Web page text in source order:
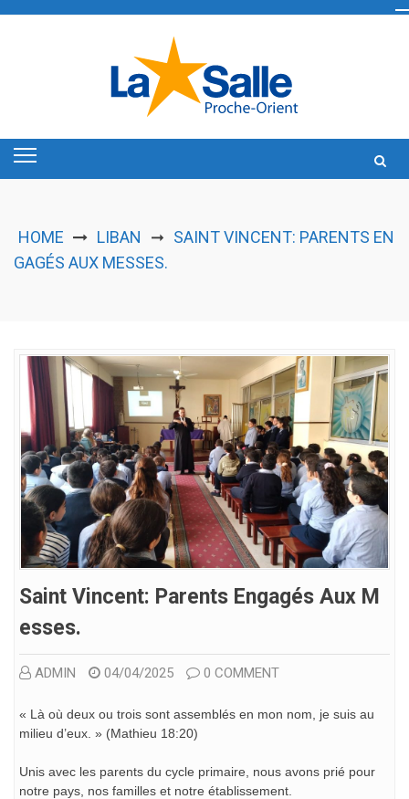
HOME LIBAN ➞ SAINT VINCENT: PARENTS EN
GAGÉS AUX MESSES.
Saint Vincent: Parents Engagés Aux M
Esses.
ADMIN 04/04/2025 0 COMMENT
« Là où deux ou trois sont assemblés en mon nom, je suis au
milieu d’eux. » (Mathieu 18:20)
Unis avec les parents du cycle primaire, nous avons prié pour
notre pays, nos familles et notre établissement.